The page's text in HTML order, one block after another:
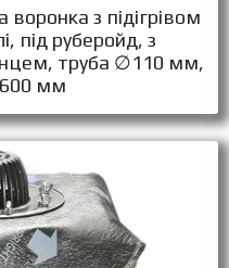
з підігрівом
під руберойд, з
труба ∅110 мм,
мм